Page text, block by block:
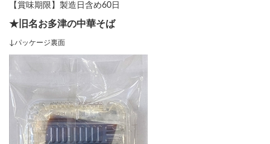
【賞味期限】製造日含め60日
★旧名お多津の中華そば
↓パッケージ裏面